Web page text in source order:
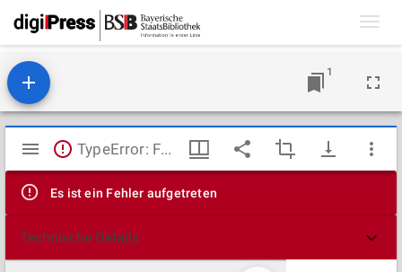
1
Mirador
Viewer
TypeError: Failed to fetch
Es ist ein Fehler aufgetreten
Technische Details